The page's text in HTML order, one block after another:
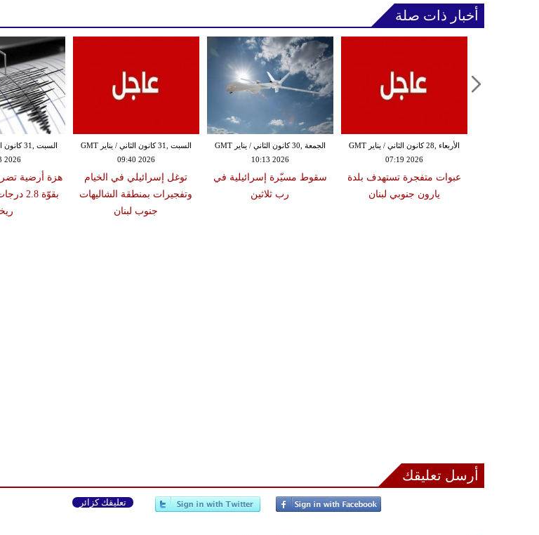
أخبار ذات صلة
2026
هزة أرضية
بقوّة
السبت ,31 كانون الثاني / يناير GMT
09:40 2026
توغل إسرائيلي في الخيام
وتفجيرات بمنطقة الشاليهات
جنوب لبنان
الجمعة ,30 كانون الثاني / يناير GMT
10:13 2026
سقوط مسيّرة إسرائيلية في
رب ثلاثين
الأربعاء ,28 كانون الثاني / يناير GMT
07:19 2026
عبوات متفجرة تستهدف بلدة
يارون جنوبي لبنان
أرسل تعليقك
تعليقك كزائر